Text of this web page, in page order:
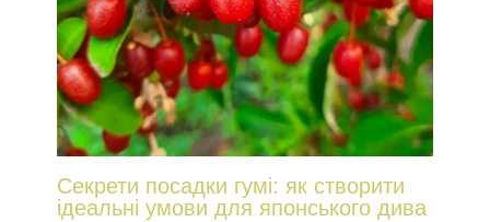
Секрети посадки гумі: як створити
ідеальні умови для японського дива